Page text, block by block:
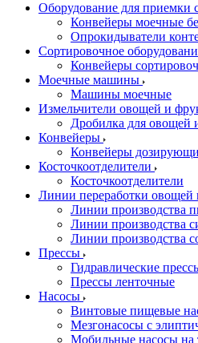
Оборудование для приемки
Конвейеры моечные
Опрокидыватели
Сортировочное
Конвейеры
Моечные машины
Машины моечные
Измельчители овощей и
Дробилка для овощей
Конвейеры
Конвейеры
Косточкоотделители
Косточкоотделители
Линии переработки овощей
Линии производства
Линии производства
Линии производства
Прессы
Гидравлические
Прессы ленточные
Насосы
Винтовые пищевые
Мезгонасосы с
Мобильные насосы на